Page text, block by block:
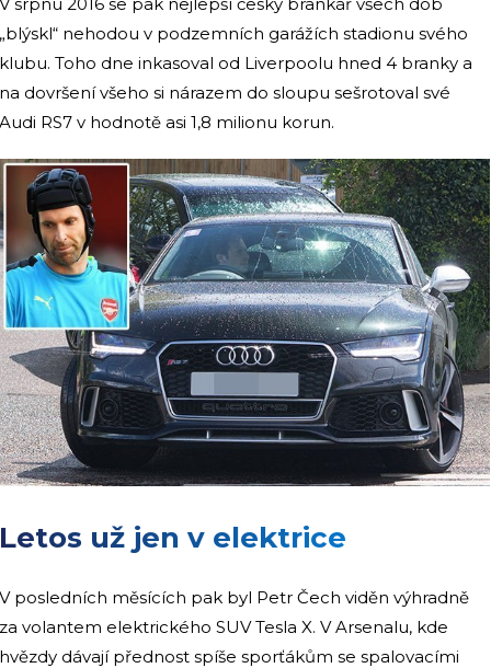
nehodou v podzemních garážích stadionu svého
Toho dne inkasoval od Liverpoolu hned 4 branky a
dovršení všeho si nárazem do sloupu sešrotoval své
RS7 v hodnotě asi 1,8 milionu korun.
už jen v elektrice
posledních měsících pak byl Petr Čech viděn výhradně
volantem elektrického SUV Tesla X. V Arsenalu, kde
dávají přednost spíše sporťákům se spalovacími